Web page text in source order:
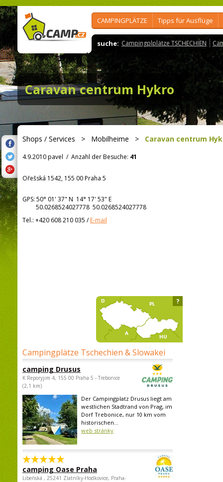
CAMPINGPLÄTZE Tipps für Ausflüge
suche: Campingplplätze TSCHECHIEN
Caravan centrum Hykro
Shops / Services > Mobilheime > Caravan centrum
4.9.2010 pavel / Anzahl der Besuche: 41
Ořešská 1542, 155 00 Praha 5
GPS: 50° 01' 37" N 14° 17' 53" E
50.0268524027778 50.0268524027778
Tel.: +420 608 210 035 /E-mail
Campingplätze Tschechien & Slowakei
camping Drusus
K Reporyjim 4, 155 00 Praha 5 - Trebonice
(2,1 km)
Der Campingplatz Drusus liegt am
westlichen Stadtrand von Prag, im
Dorf Trebonice, nur 10 km vom
historischen...
web stránky
camping Oase Praha
Libeňská , 25241 Zlatníky-Hodkovice, Praha-
?